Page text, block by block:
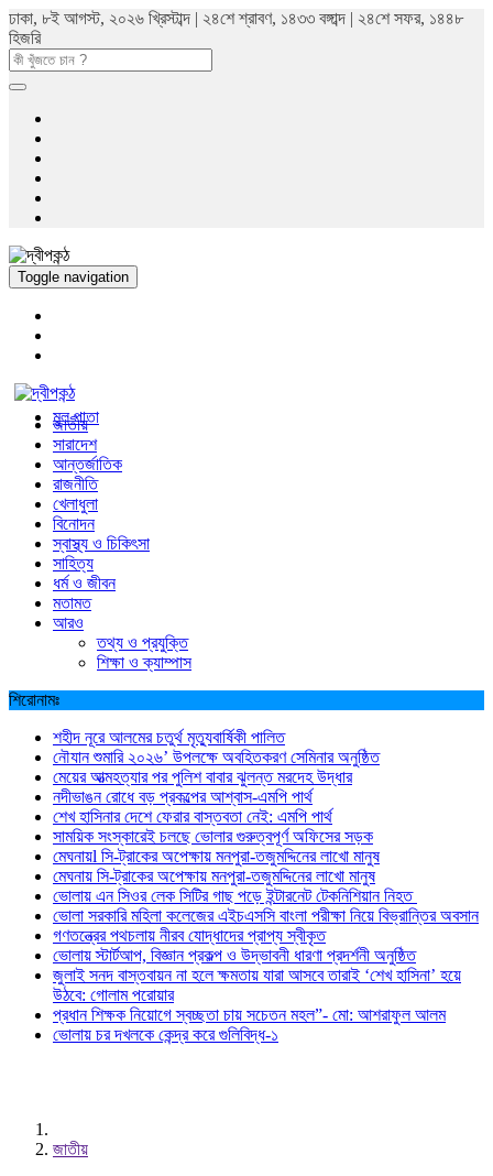
ঢাকা, ৮ই আগস্ট, ২০২৬ খ্রিস্টাব্দ | ২৪শে শ্রাবণ, ১৪৩৩ বঙ্গাব্দ | ২৪শে সফর, ১৪৪৮
হিজরি
Toggle navigation
মুল পাতা
জাতীয়
সারাদেশ
আন্তর্জাতিক
রাজনীতি
খেলাধুলা
বিনোদন
স্বাস্থ্য ও চিকিৎসা
সাহিত্য
ধর্ম ও জীবন
মতামত
আরও
তথ্য ও প্রযুক্তি
শিক্ষা ও ক্যাম্পাস
শিরোনামঃ
শহীদ নূরে আলমের চতুর্থ মৃত্যুবার্ষিকী পালিত
নৌযান শুমারি ২০২৬’ উপলক্ষে অবহিতকরণ সেমিনার অনুষ্ঠিত
মেয়ের আত্মহত্যার পর পুলিশ বাবার ঝুলন্ত মরদেহ উদ্ধার
নদীভাঙন রোধে বড় প্রকল্পের আশ্বাস-এমপি পার্থ
শেখ হাসিনার দেশে ফেরার বাস্তবতা নেই: এমপি পার্থ
সাময়িক সংস্কারেই চলছে ভোলার গুরুত্বপূর্ণ অফিসের সড়ক
মেঘনায়l সি-ট্রাকের অপেক্ষায় মনপুরা-তজুমদ্দিনের লাখো মানুষ
মেঘনায় সি-ট্রাকের অপেক্ষায় মনপুরা-তজুমদ্দিনের লাখো মানুষ
ভোলায় এন সিওর লেক সিটির গাছ পড়ে ইন্টারনেট টেকনিশিয়ান নিহত
ভোলা সরকারি মহিলা কলেজের এইচএসসি বাংলা পরীক্ষা নিয়ে বিভ্রান্তির অবসান
গণতন্ত্রের পথচলায় নীরব যোদ্ধাদের প্রাপ্য স্বীকৃত
ভোলায় স্টার্টআপ, বিজ্ঞান প্রকল্প ও উদ্ভাবনী ধারণা প্রদর্শনী অনুষ্ঠিত
জুলাই সনদ বাস্তবায়ন না হলে ক্ষমতায় যারা আসবে তারাই ‘শেখ হাসিনা’ হয়ে
উঠবে: গোলাম পরোয়ার
প্রধান শিক্ষক নিয়োগে স্বচ্ছতা চায় সচেতন মহল”- মো: আশরাফুল আলম
ভোলায় চর দখলকে কেন্দ্র করে গুলিবিদ্ধ-১
জাতীয়